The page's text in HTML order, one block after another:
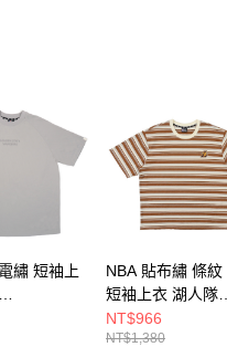
繡 短袖上
NBA 貼布繡 條紋
短袖上衣 湖人隊
3625102201
NT$966
NT$1,380